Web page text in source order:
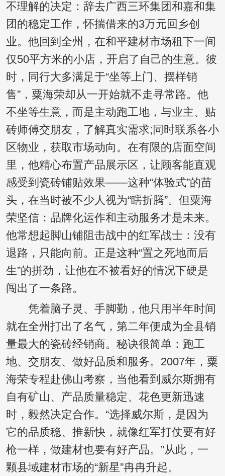
不理解的决定：辞去广西三环集团和嘉和集
团的稳定工作，怀揣借来的3万元回乡创
业。他回到全州，在和平建材市场租下一间
仅50平方米的小店，开启了自己的生意。彼
时，同行大多满足于“坐等上门、摆样销
售”，粟海荣却从一开始就不走寻常路。他
不坐等生意，而是主动跑工地，与业主、贴
砖师傅交朋友，了解真实需求;同时联系各小
区物业，获取市场动向。在有限的店面空间
里，他精心布置产品展示区，让顾客能直观
感受到瓷砖铺贴效果——这种“体验式”的苗
头，在当时被不少人视为“瞎折腾”。但粟海
荣坚信：品牌化运作和主动服务才是未来。
他常想起脚山铺阻击战中的红军战士：没有
退路，只能向前。正是这种“置之死地而后
生”的拼劲，让他在不被看好的情况下硬是
闯出了一条路。
凭着脑子灵、手脚勤，他只用半年时间
就在全州打出了名气，第二年便成为全县销
量最大的瓷砖经销商。秘诀很简单：跑工
地、交朋友、做好品质和服务。2007年，粟
海荣专程赴佛山考察，当他看到威尔斯拥有
自有矿山、产品质量稳定、花色更新迅速
时，毅然决定合作。“选择威尔斯，是因为
它的品质稳、推新快，就像红军打仗要有好
枪一样，做建材也要有好产品。”从此，一
颗县域建材市场的“新星”冉冉升起。